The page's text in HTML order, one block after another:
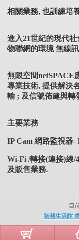
相關業務, 也訓練培
進入21世紀的現代
物聯網的環境 無線
無限空間netSPACE
專業技術, 提供解決
輸 ; 及信號佈建與轉
主要業務
IP Cam 網路監視器-
Wi-Fi /轉接(連接)線/
及販售業務.
目
智邦生活館